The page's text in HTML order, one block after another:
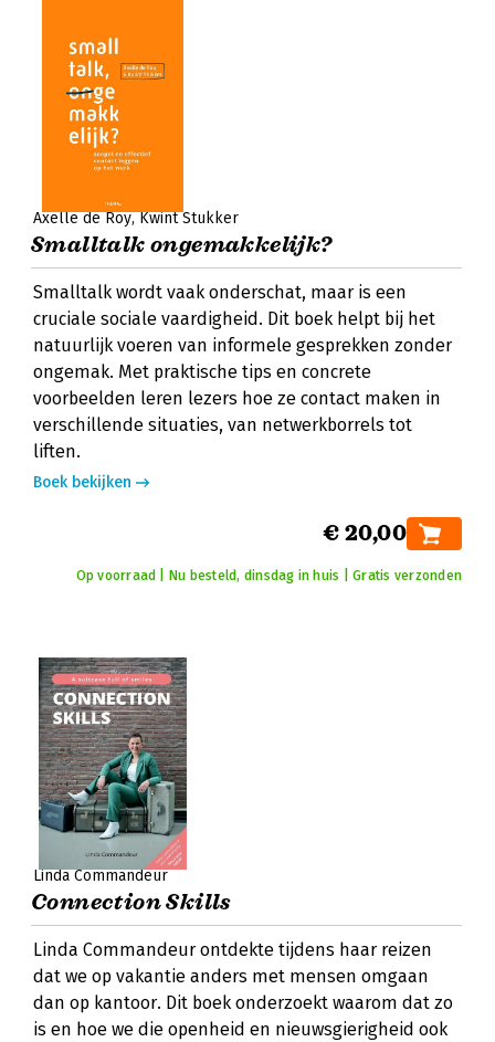
Axelle de Roy Kwint Stukker
Smalltalk ongemakkelijk?
Smalltalk wordt vaak onderschat, maar is een
cruciale sociale vaardigheid. Dit boek helpt bij het
natuurlijk voeren van informele gesprekken zonder
ongemak. Met praktische tips en concrete
voorbeelden leren lezers hoe ze contact maken in
verschillende situaties, van netwerkborrels tot
liften.
Boek bekijken
€ 20,00
Op voorraad | Nu besteld, dinsdag in huis | Gratis verzonden
Linda Commandeur
Connection Skills
Linda Commandeur ontdekte tijdens haar reizen
dat we op vakantie anders met mensen omgaan
dan op kantoor. Dit boek onderzoekt waarom dat zo
is en hoe we die openheid en nieuwsgierigheid ook